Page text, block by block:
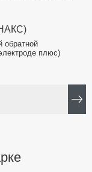
обратной
плюс)